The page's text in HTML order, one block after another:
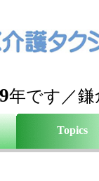
年です／鎌
Topics